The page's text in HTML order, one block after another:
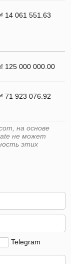
₫ 14 061 551.63
₫ 125 000 000.00
₫ 71 923 076.92
на основе
не может
этих
Telegram